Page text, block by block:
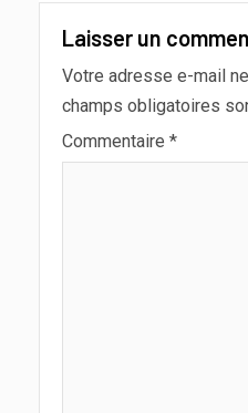
Laisser un
Votre adresse e-mail
champs obligatoires
Commentaire *